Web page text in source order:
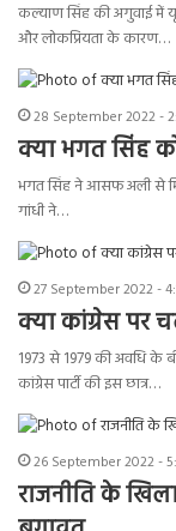
कल्‍याण सिंह की अगुवाई में
और लोकप्रियता के कारण…
28 September 2022 -
क्या भगत सिंह
भगत सिंह ने आसफ अली से
गांधी ने…
27 September 2022 -
क्या कांग्रेस पर
1973 से 1979 की अवधि के
कांग्रेस पार्टी की इस छात्र…
26 September 2022 -
राजनीति के